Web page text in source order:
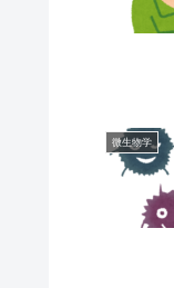
微生物学